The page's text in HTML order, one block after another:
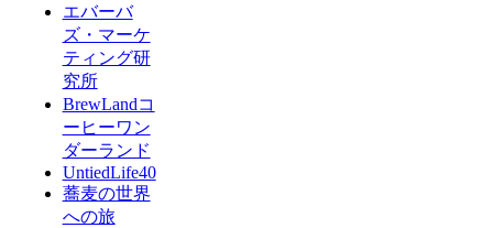
エバーバ
ズ・マーケ
ティング研
究所
BrewLandコ
ーヒーワン
ダーランド
UntiedLife40
蕎麦の世界
への旅